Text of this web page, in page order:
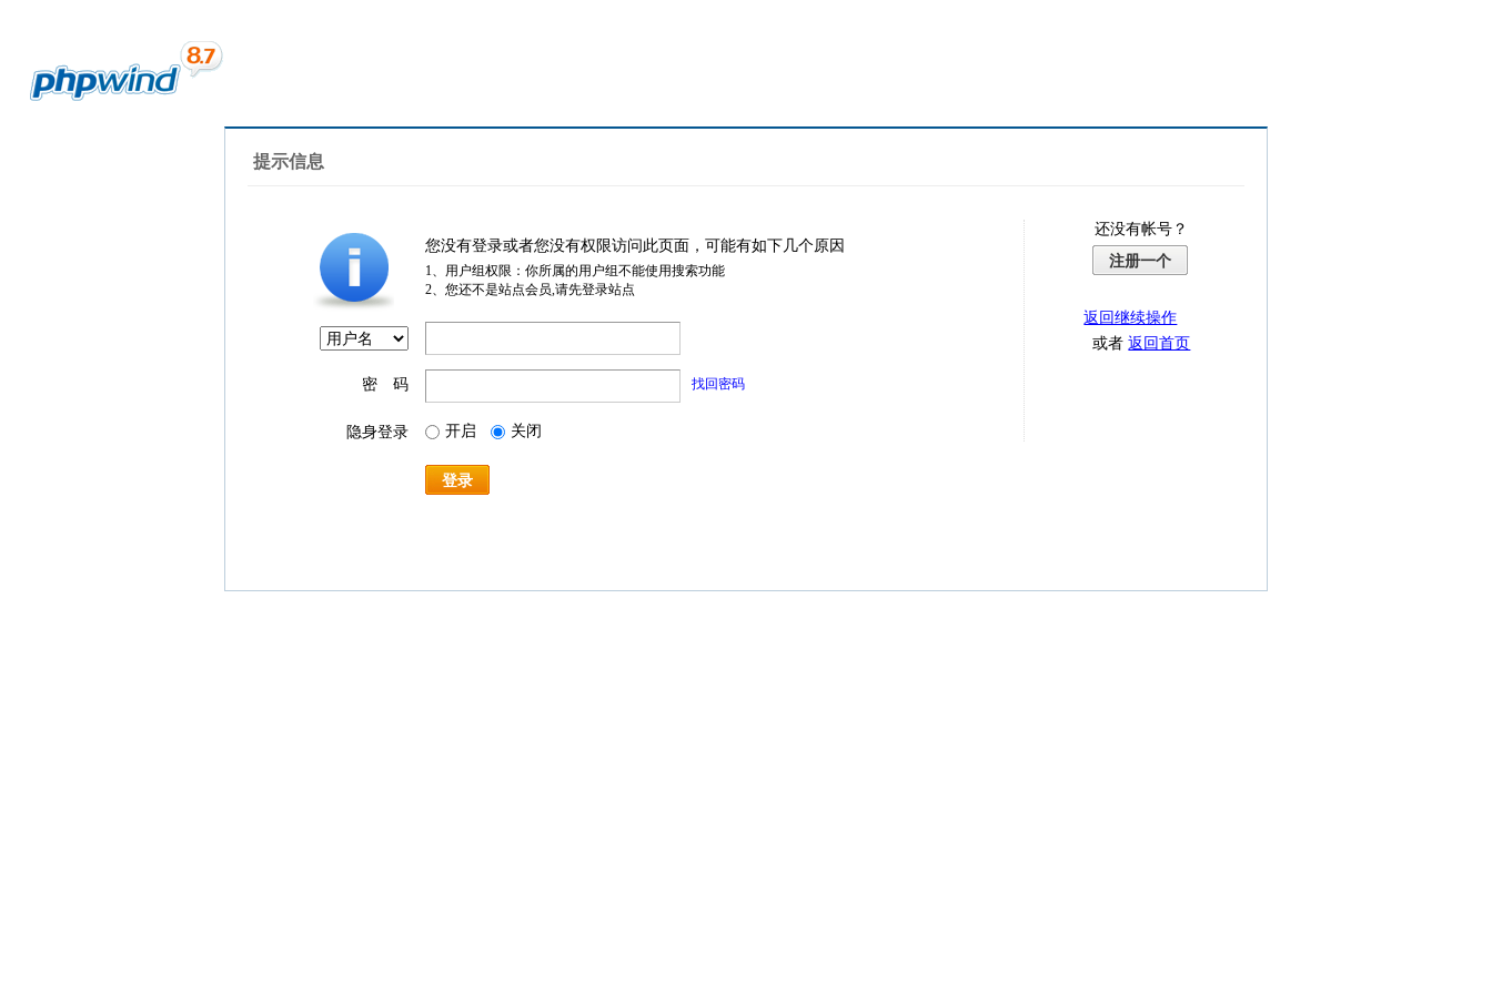
提示信息
您没有登录或者您没有权限访问此页面，可能有如下几个原因
1、用户组权限：你所属的用户组不能使用搜索功能
2、您还不是站点会员,请先登录站点
密 码 找回密码
隐身登录 开启 关闭
登录
还没有帐号？
注册一个
返回继续操作
或者返回首页